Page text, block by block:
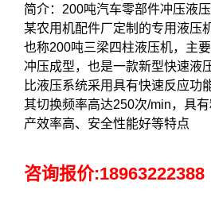
简介：200吨汽车零部件冲压液
某农用机配件厂定制的专用液压
也称200吨三梁四柱液压机，主
冲压成型，也是一款新型快速液
比液压系统采用具有快速反应功
其切换频率高达250次/min，具
产效率高、安全性能好等特点
咨询报价:18963222388